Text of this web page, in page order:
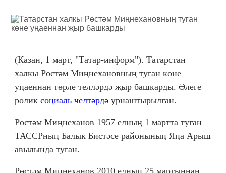
(Казан, 1 март, "Татар-информ"). Татарстан
халкы Рөстәм Миңнехановның туган көне
уңаеннан төрле телләрдә җыр башкарды. Әлеге
ролик социаль челтәрдә урнаштырылган.
Рөстәм Миңнеханов 1957 елның 1 мартта туган
ТАССРның Балык Бистәсе районының Яңа Арыш
авылында туган.
Рөстәм Миңнеханов 2010 елның 25 мартыннан